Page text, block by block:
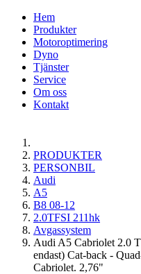
Hem
Produkter
Motoroptimering
Dyno
Tjänster
Service
Om oss
Kontakt
PRODUKTER
PERSONBIL
Audi
A5
B8 08-12
2.0TFSI 211hk
Avgassystem
Audi A5 Cabriolet 2.0
endast) Cat-back -
Cabriolet. 2,76"